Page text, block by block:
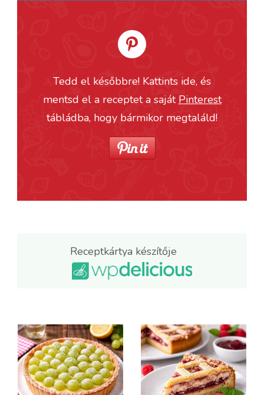
Tedd el későbbre! Kattints ide, és
mentsd el a receptet a saját Pinterest
tábládba, hogy bármikor megtaláld!
Receptkártya készítője